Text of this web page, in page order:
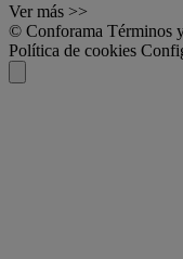
Ver más >>
© Conforama Términos
Política de cookies